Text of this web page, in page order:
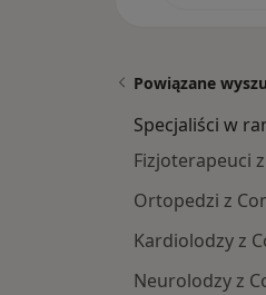
Powiązane
Specjaliści w
Fizjoterapeuci
Ortopedzi z
Kardiolodzy z
Neurolodzy z